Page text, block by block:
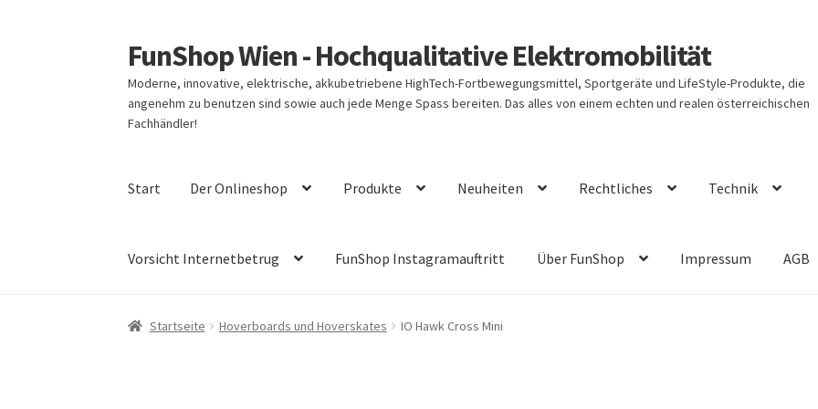
Zur
Navigation
springen
Zum
Inhalt
springen
FunShop Wien - Hochqualitative Elektromobilität
Moderne, innovative, elektrische, akkubetriebene HighTech-Fortbewegungsmittel, Sportgeräte und LifeStyle-Produkte, die
angenehm zu benutzen sind sowie auch jede Menge Spass bereiten. Das alles von einem echten und realen österreichischen
Fachhändler!
Start Der Onlineshop Produkte Neuheiten Rechtliches Technik
Vorsicht Internetbetrug FunShop Instagramauftritt Über FunShop Impressum AGB
Startseite Hoverboards und Hoverskates IO Hawk Cross Mini